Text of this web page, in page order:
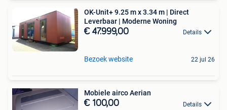
OK-Unit+ 9.25 m x 3.34 m | Direct
Leverbaar | Moderne Woning
€ 47.999,00 Details
Bezoek website 22 jul 26
Mobiele airco Aerian
€ 100,00 Details